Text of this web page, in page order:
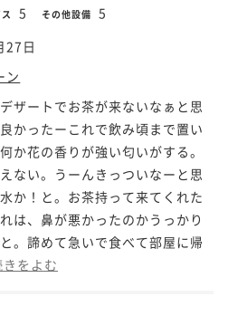
5 その他設備 5
27日
ン
ザートでお茶が来ないなぁと思
かったーこれで飲み頃まで置い
か花の香りが強い匂いがする。
ない。うーんきっついなーと思
か！と。お茶持って来てくれた
は、鼻が悪かったのかうっかり
。諦めて急いで食べて部屋に帰
きをよむ